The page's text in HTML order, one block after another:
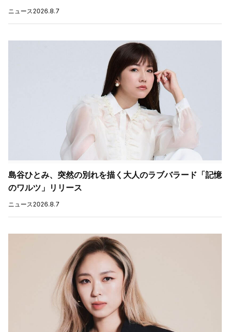
ニュース2026.8.7
島谷ひとみ、突然の別れを描く大人のラブバラード「記憶
のワルツ」リリース
ニュース2026.8.7